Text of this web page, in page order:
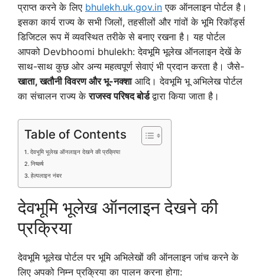
प्राप्त करने के लिए bhulekh.uk.gov.in एक ऑनलाइन पोर्टल है।
इसका कार्य राज्य के सभी जिलों, तहसीलों और गांवों के भूमि रिकॉर्ड्स
डिजिटल रूप में व्यवस्थित तरीके से बनाए रखना है। यह पोर्टल
आपको Devbhoomi bhulekh: देवभूमि भूलेख ऑनलाइन देखें के
साथ-साथ कुछ ओर अन्य महत्वपूर्ण सेवाएं भी प्रदान करता है। जैसे-
खाता,खतौनी विवरण और भू-नक्शाआदि। देवभूमि भू अभिलेख पोर्टल
का संचालन राज्य केराजस्व परिषद बोर्डद्वारा किया जाता है।
Table of Contents
देवभूमि भूलेख ऑनलाइन देखने की प्रक्रिया
निष्कर्ष
हेल्पलाइन नंबर
देवभूमि भूलेख ऑनलाइन देखने की
प्रक्रिया
देवभूमि भूलेख पोर्टल पर भूमि अभिलेखों की ऑनलाइन जांच करने के
लिए अपको निम्न प्रक्रिया का पालन करना होगा: